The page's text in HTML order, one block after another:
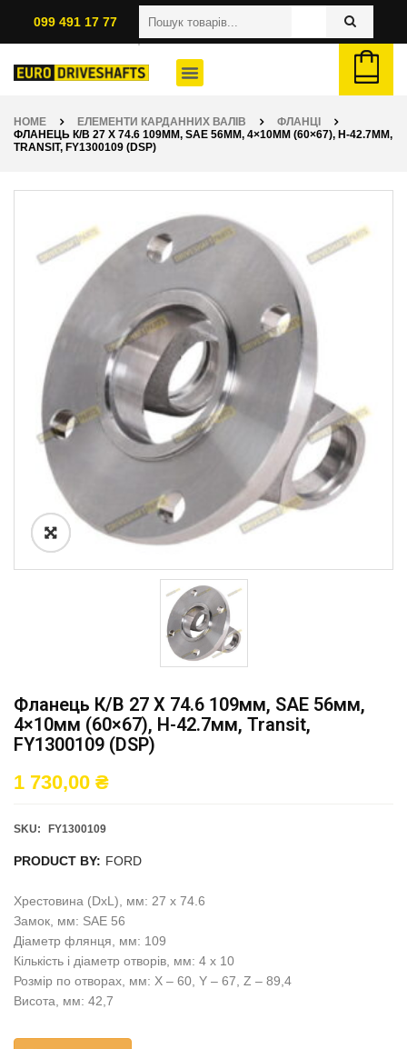
099 491 17 77
HOME ЕЛЕМЕНТИ КАРДАННИХ ВАЛІВ
ФЛАНЦІ
ФЛАНЕЦЬ К/В 27 X 74.6 109ММ, SAE 56ММ, 4×10ММ (60×67), H-42.7ММ,
TRANSIT, FY1300109 (DSP)
Фланець К/в 27 X 74.6 109мм, SAE 56мм,
4×10мм (60×67), H-42.7мм, Transit,
FY1300109 (DSP)
1 730,00 ₴
SKU: FY1300109
PRODUCT BY: FORD
Хрестовина (DxL), мм: 27 x 74.6
Замок, мм: SAE 56
Діаметр флянця, мм: 109
Кількість і діаметр отворів, мм: 4 x 10
Розмір по отворах, мм: X – 60, Y – 67, Z – 89,4
Висота, мм: 42,7